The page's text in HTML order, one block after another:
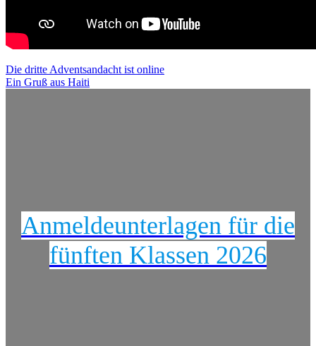
Beitragsnavigation
Die dritte Adventsandacht ist online
Ein Gruß aus Haiti
Anmeldeunterlagen für die
fünften Klassen 2026